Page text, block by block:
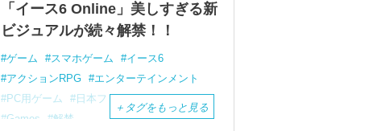
「イース6 Online」美しすぎる新
ビジュアルが続々解禁！！
ゲーム スマホゲーム
イース6
アクションRPG
エンターテインメント
PC用ゲーム
日本ファルコム
Restar
Games
解禁
＋ タグをもっと見る